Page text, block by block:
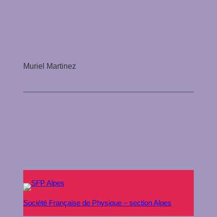
Muriel Martinez
Société Française de Physique – section Alpes